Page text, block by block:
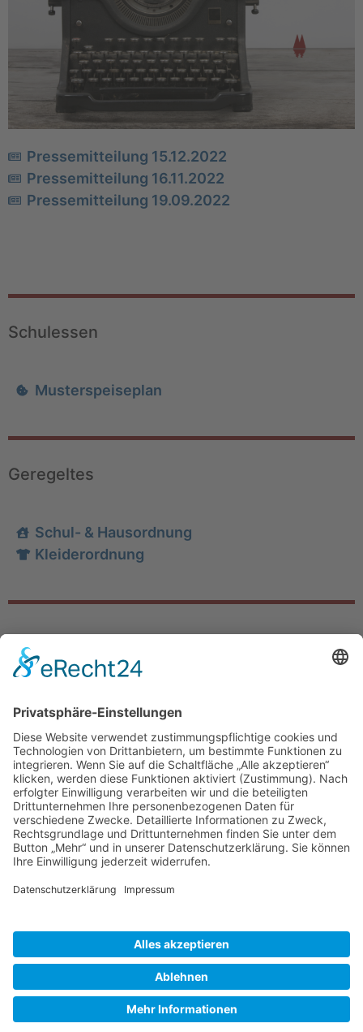
Pressemitteilung 15.12.2022
Pressemitteilung 16.11.2022
Pressemitteilung 19.09.2022
Schulessen
Musterspeiseplan
Geregeltes
Schul- & Hausordnung
Kleiderordnung